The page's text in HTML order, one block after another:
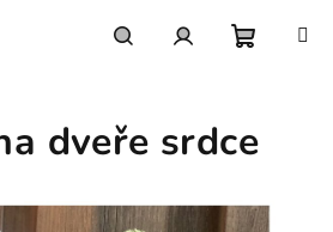
košík
dveře srdce